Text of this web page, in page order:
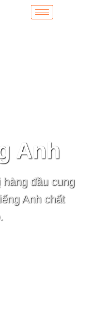
Anh
đầu cung
Anh chất